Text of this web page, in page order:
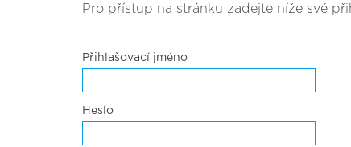
Pro přístup na stránku zadejte níže své
Přihlašovací jméno
Heslo